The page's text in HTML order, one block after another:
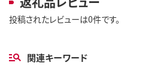
投稿されたレビューは0件です。
関連キーワード